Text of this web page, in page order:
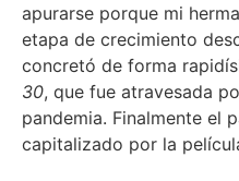
apurarse porque mi
etapa de crecimiento
concretó de forma
30, que fue atravesada
pandemia. Finalmente el
capitalizado por la